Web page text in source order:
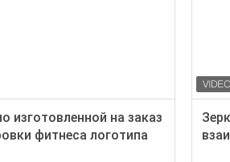
изготовленной на заказ
фитнеса логотипа